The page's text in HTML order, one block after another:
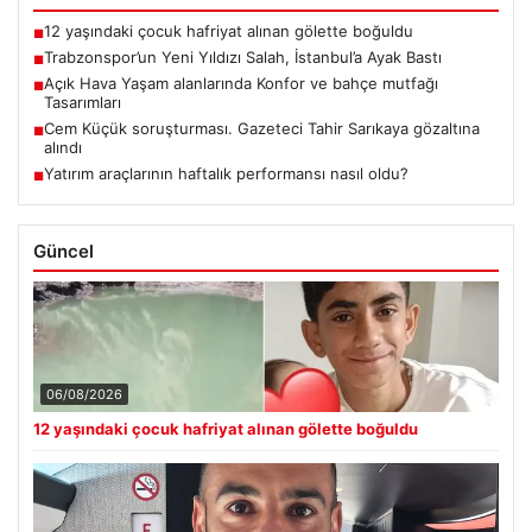
■12 yaşındaki çocuk hafriyat alınan gölette boğuldu
■Trabzonspor’un Yeni Yıldızı Salah, İstanbul’a Ayak Bastı
■Açık Hava Yaşam alanlarında Konfor ve bahçe mutfağı
Tasarımları
■Cem Küçük soruşturması. Gazeteci Tahir Sarıkaya gözaltına
alındı
■Yatırım araçlarının haftalık performansı nasıl oldu?
Güncel
06/08/2026
12 yaşındaki çocuk hafriyat alınan gölette boğuldu